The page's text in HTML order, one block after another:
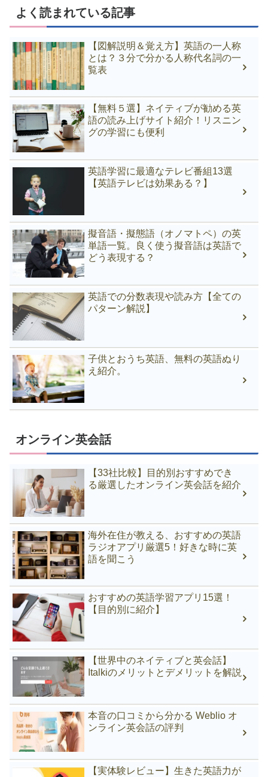
よく読まれている記事
【図解説明＆覚え方】英語の一人称
とは？３分で分かる人称代名詞の一
覧表
【無料５選】ネイティブが勧める英
語の読み上げサイト紹介！リスニン
グの学習にも便利
英語学習に最適なテレビ番組13選
【英語テレビは効果ある？】
擬音語・擬態語（オノマトペ）の英
単語一覧。良く使う擬音語は英語で
どう表現する？
英語での分数表現や読み方【全ての
パターン解説】
子供とおうち英語、無料の英語ぬり
え紹介。
オンライン英会話
【33社比較】目的別おすすめでき
る厳選したオンライン英会話を紹介
海外在住が教える、おすすめの英語
ラジオアプリ厳選5！好きな時に英
語を聞こう
おすすめの英語学習アプリ15選！
【目的別に紹介】
【世界中のネイティブと英会話】
Italkiのメリットとデメリットを解説
本音の口コミから分かる Weblio オ
ンライン英会話の評判
【実体験レビュー】生きた英語力が